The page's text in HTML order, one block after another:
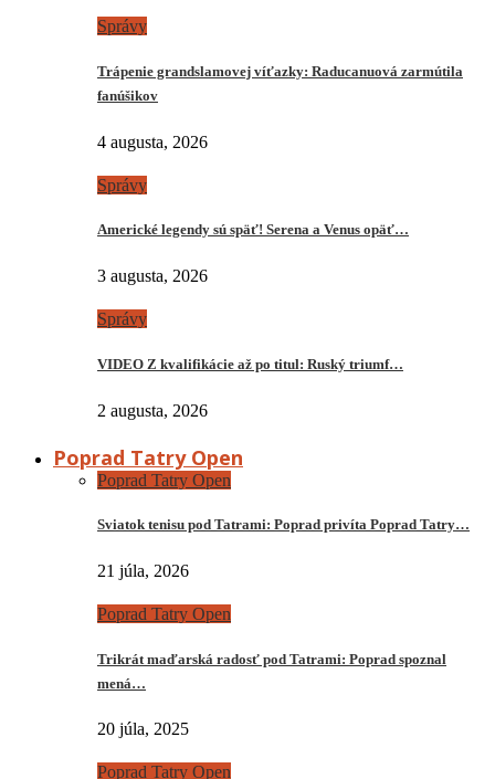
Správy
Trápenie grandslamovej víťazky: Raducanuová zarmútila
fanúšikov
4 augusta, 2026
Správy
Americké legendy sú späť! Serena a Venus opäť…
3 augusta, 2026
Správy
VIDEO Z kvalifikácie až po titul: Ruský triumf…
2 augusta, 2026
Poprad Tatry Open
Poprad Tatry Open
Sviatok tenisu pod Tatrami: Poprad privíta Poprad Tatry…
21 júla, 2026
Poprad Tatry Open
Trikrát maďarská radosť pod Tatrami: Poprad spoznal
mená…
20 júla, 2025
Poprad Tatry Open